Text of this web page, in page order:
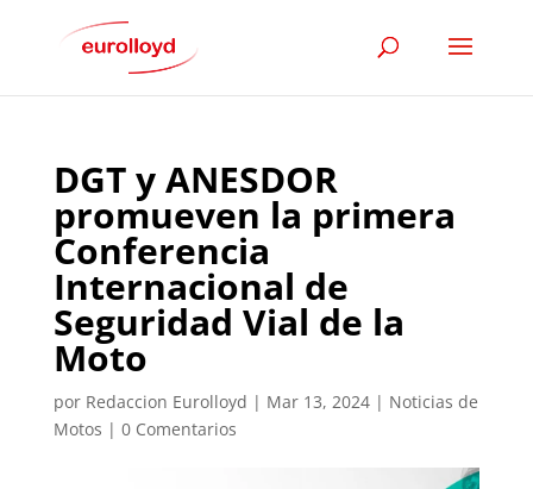
DGT y ANESDOR
promueven la primera
Conferencia
Internacional de
Seguridad Vial de la
Moto
por Redaccion Eurolloyd | Mar 13, 2024| Noticias de
Motos | 0 Comentarios